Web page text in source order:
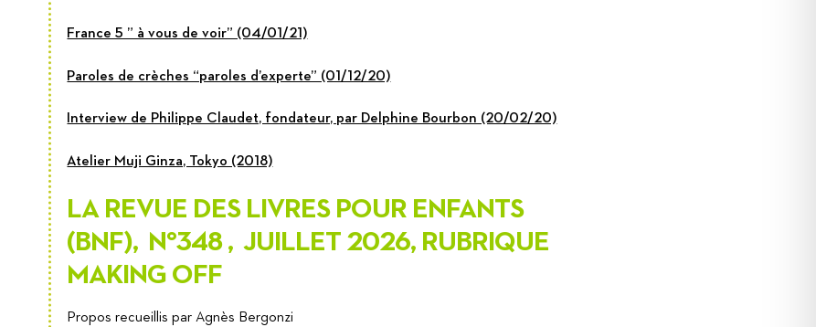
France 5 ” à vous de voir” (04/01/21)
Paroles de crèches “paroles d’experte” (01/12/20)
Interview de Philippe Claudet, fondateur, par Delphine Bourbon (20/02/20)
Atelier Muji Ginza, Tokyo (2018)
LA REVUE DES LIVRES POUR ENFANTS
(BNF), N°348 , JUILLET 2026, RUBRIQUE
MAKING OFF
Propos recueillis par Agnès Bergonzi